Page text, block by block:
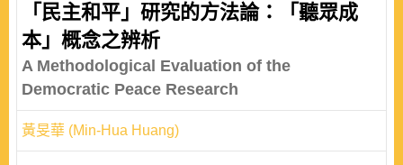
「民主和平」研究的方法論：「聽眾成
本」概念之辨析
A Methodological Evaluation of the
Democratic Peace Research
黃旻華 (Min-Hua Huang)